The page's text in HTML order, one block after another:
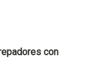
con